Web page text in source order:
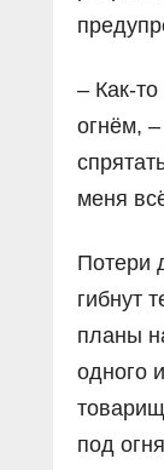
– Как-
огнём,
меня
Потери
гибнут
планы
одного
под